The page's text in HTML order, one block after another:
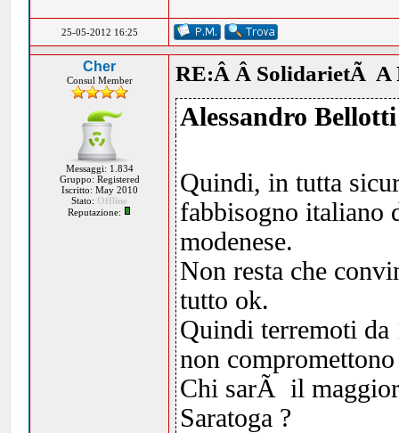
25-05-2012 16:25
Cher
Consul Member
Messaggi: 1.834
Gruppo: Registered
Iscritto: May 2010
Stato: Offline
Reputazione:
RE:Â Â SolidarietÃ A
Alessandro
Quindi, in tutta
fabbisogno italiano
modenese.
Non resta che
tutto ok.
Quindi terremoti
non
Chi sarÃ il maggior
Saratoga ?